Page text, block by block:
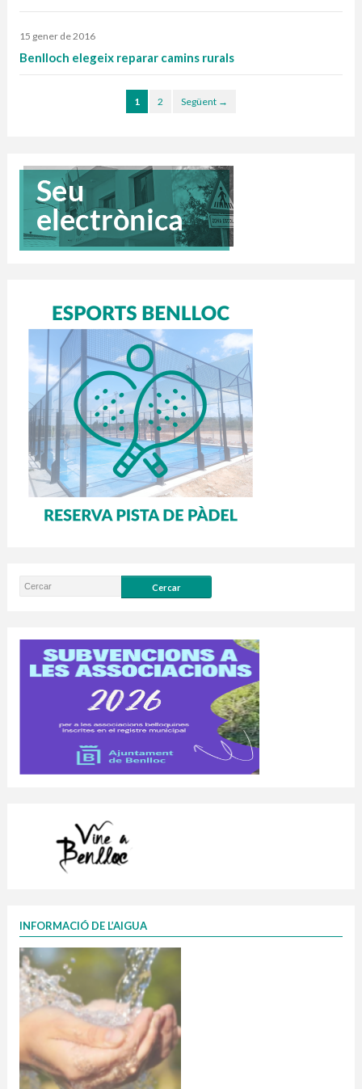
15 gener de 2016
Benlloch elegeix reparar camins rurals
1 2 Següent →
INFORMACIÓ DE L’AIGUA